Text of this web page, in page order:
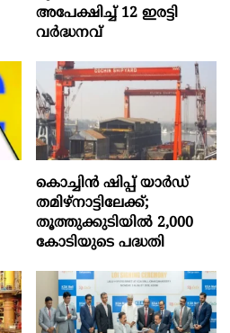
അപേക്ഷിച്ച് 12 ഇരട്ടി
വർദ്ധനവ്
കൊച്ചിന്‍ ഷിപ്പ് യാർഡ്
തമിഴ്നാട്ടിലേക്ക്;
തൂത്തുക്കുടിയിൽ 2,000
കോടിയുടെ പദ്ധതി